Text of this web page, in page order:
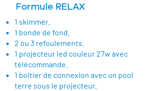
Formule RELAX
1 skimmer.
1 bonde de fond.
2 ou 3 refoulements.
1 projecteur led couleur 27w avec
télécommande.
1 boitier de connexion avec un pool
terre sous le projecteur.